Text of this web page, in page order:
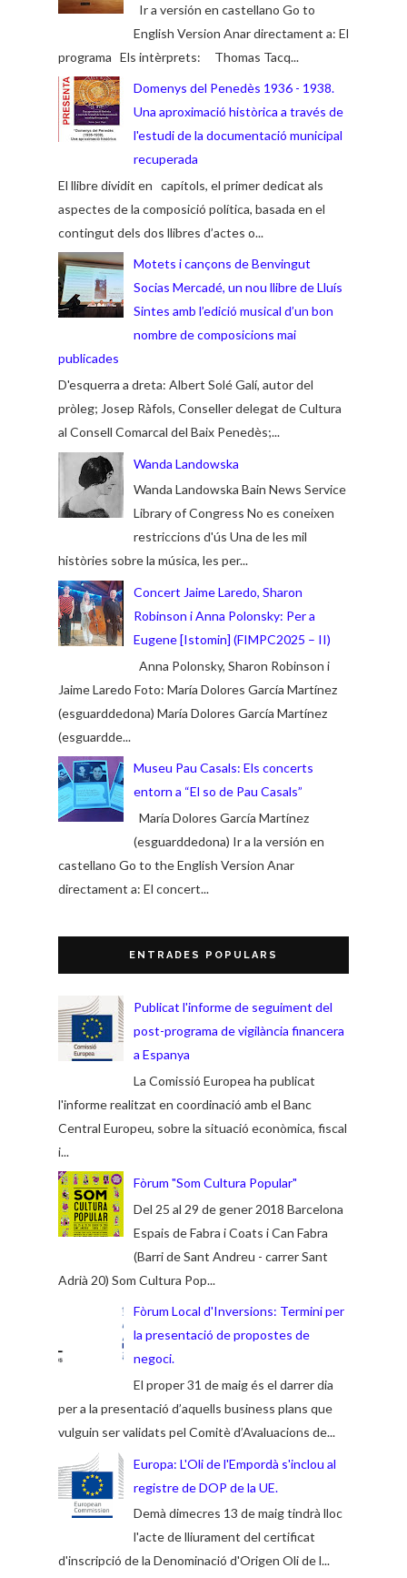
Ir a versión en castellano Go to
English Version Anar directament a: El
programa Els intèrprets: Thomas Tacq...
Domenys del Penedès 1936 - 1938.
Una aproximació històrica a través de
l'estudi de la documentació municipal
recuperada
El llibre dividit en capítols, el primer dedicat als
aspectes de la composició política, basada en el
contingut dels dos llibres d’actes o...
Motets i cançons de Benvingut
Socias Mercadé, un nou llibre de Lluís
Sintes amb l’edició musical d’un bon
nombre de composicions mai
publicades
D'esquerra a dreta: Albert Solé Galí, autor del
pròleg; Josep Ràfols, Conseller delegat de Cultura
al Consell Comarcal del Baix Penedès;...
Wanda Landowska
Wanda Landowska Bain News Service
Library of Congress No es coneixen
restriccions d'ús Una de les mil
històries sobre la música, les per...
Concert Jaime Laredo, Sharon
Robinson i Anna Polonsky: Per a
Eugene [Istomin] (FIMPC2025 – II)
Anna Polonsky, Sharon Robinson i
Jaime Laredo Foto: María Dolores García Martínez
(esguarddedona) María Dolores García Martínez
(esguardde...
Museu Pau Casals: Els concerts
entorn a “El so de Pau Casals”
María Dolores García Martínez
(esguarddedona) Ir a la versión en
castellano Go to the English Version Anar
directament a: El concert...
ENTRADES POPULARS
Publicat l'informe de seguiment del
post-programa de vigilància financera
a Espanya
La Comissió Europea ha publicat
l'informe realitzat en coordinació amb el Banc
Central Europeu, sobre la situació econòmica, fiscal
i...
Fòrum "Som Cultura Popular"
Del 25 al 29 de gener 2018 Barcelona
Espais de Fabra i Coats i Can Fabra
(Barri de Sant Andreu - carrer Sant
Adrià 20) Som Cultura Pop...
Fòrum Local d'Inversions: Termini per
la presentació de propostes de
negoci.
El proper 31 de maig és el darrer dia
per a la presentació d’aquells business plans que
vulguin ser validats pel Comitè d’Avaluacions de...
Europa: L'Oli de l'Empordà s'inclou al
registre de DOP de la UE.
Demà dimecres 13 de maig tindrà lloc
l'acte de lliurament del certificat
d'inscripció de la Denominació d'Origen Oli de l...